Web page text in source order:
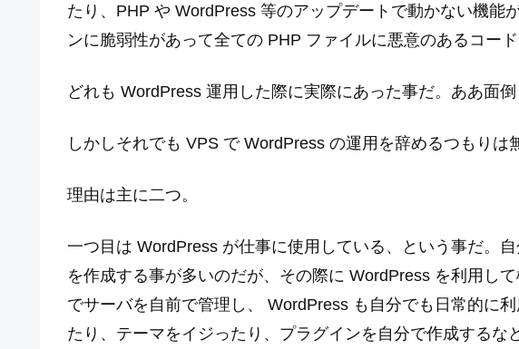
たり、PHP や WordPress 等のアップデートで動かない機能
ンに脆弱性があって全ての PHP ファイルに悪意のあるコード
どれも WordPress 運用した際に実際にあった事だ。ああ面倒
しかしそれでも VPS で WordPress の運用を辞めるつもりは
理由は主に二つ。
一つ目は WordPress が仕事に使用している、という事だ。
を作成する事が多いのだが、その際に WordPress を利用し
でサーバを自前で管理し、 WordPress も自分でも日常的に
たり、テーマをイジったり、プラグインを自分で作成するな